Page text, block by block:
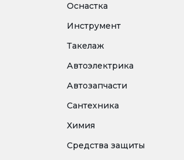
Оснастка
Инструмент
Такелаж
Автоэлектрика
Автозапчасти
Сантехника
Химия
Средства защиты